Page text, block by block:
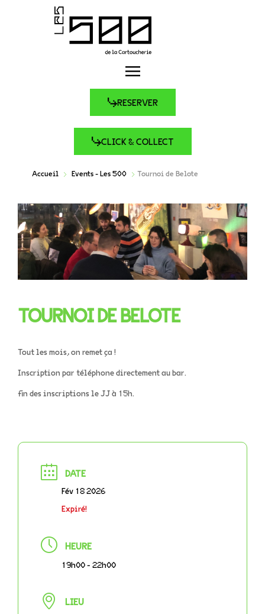
RESERVER
CLICK & COLLECT
Accueil Events - Les 500 Tournoi de Belote
TOURNOI DE BELOTE
Tout les mois, on remet ça !
Inscription par téléphone directement au bar.
fin des inscriptions le JJ à 15h.
DATE
Fév 18 2026
Expiré!
HEURE
19h00 - 22h00
LIEU